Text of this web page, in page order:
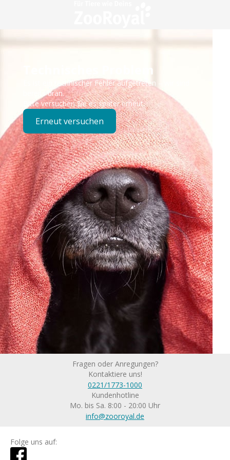
Technisches Problem
Es ist ein technischer Fehler aufgetreten – wir sind
bereits dran.
Bitte versuchen Sie es später erneut.
Erneut versuchen
Fragen oder Anregungen?
Kontaktiere uns!
0221/1773-1000
Kundenhotline
Mo. bis Sa. 8:00 - 20:00 Uhr
info@zooroyal.de
Folge uns auf: